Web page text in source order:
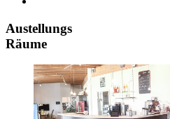
Austellungs
Räume